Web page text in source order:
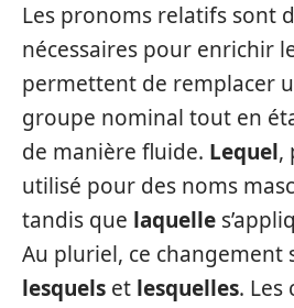
Les pronoms relatifs sont
nécessaires pour enrichir
permettent de remplacer
groupe nominal tout en
de manière fluide. Lequel,
utilisé pour des noms
tandis que laquelle
Au pluriel, ce changement
lesquels et lesquelles. Les